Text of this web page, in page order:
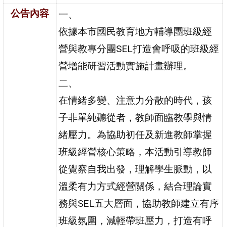
公告內容
一、
依據本市國民教育地方輔導團班級經
營與教專分團SEL打造會呼吸的班級經
營增能研習活動實施計畫辦理。
二、
在情緒多變、注意力分散的時代，孩
子非單純聽從者，教師面臨教學與情
緒壓力。為協助初任及新進教師掌握
班級經營核心策略，本活動引導教師
從覺察自我出發，理解學生脈動，以
溫柔有力方式經營關係，結合理論實
務與SEL五大層面，協助教師建立有序
班級氛圍，減輕帶班壓力，打造有呼